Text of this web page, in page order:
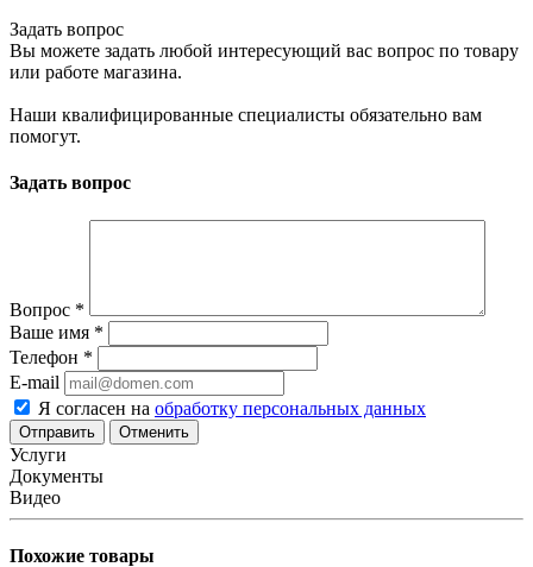
Задать вопрос
Вы можете задать любой интересующий вас вопрос по товару
или работе магазина.
Наши квалифицированные специалисты обязательно вам
помогут.
Задать вопрос
Вопрос *
Ваше имя *
Телефон *
E-mail
Я согласен на обработку персональных данных
Отменить
Услуги
Документы
Видео
Похожие товары